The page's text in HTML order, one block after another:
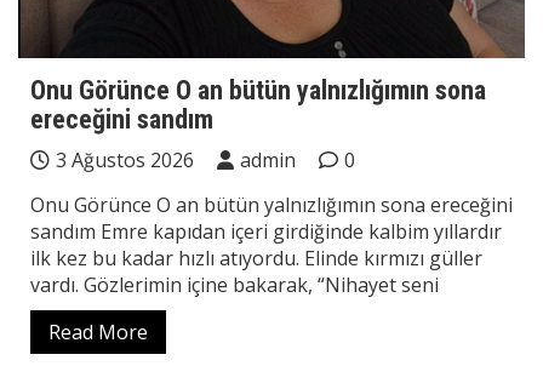
Onu Görünce O an bütün yalnızlığımın sona
ereceğini sandım
3 Ağustos 2026 admin
0
Onu Görünce O an bütün yalnızlığımın sona ereceğini
sandım Emre kapıdan içeri girdiğinde kalbim yıllardır
ilk kez bu kadar hızlı atıyordu. Elinde kırmızı güller
vardı. Gözlerimin içine bakarak, “Nihayet seni
Read More